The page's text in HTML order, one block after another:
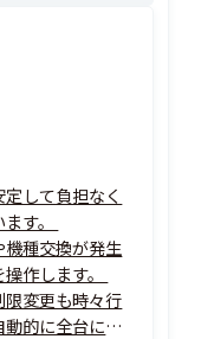
して負担なく
す。
種交換が発生
作します。
変更も時々行
的に全台に適